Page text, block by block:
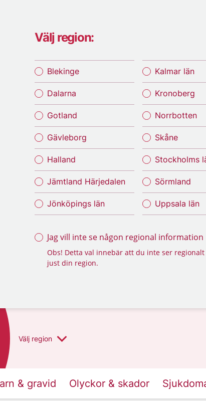
Välj region:
Blekinge
Dalarna
Gotland
Gävleborg
Halland
Jämtland Härjedalen
Jönköpings län
Kalmar län
Kronoberg
Norrbotten
Skåne
Stockholms
Sörmland
Uppsala län
Jag vill inte se någon regional information
Obs! Detta val innebär att du inte ser
just din region.
Välj region
& gravid Olyckor & skador